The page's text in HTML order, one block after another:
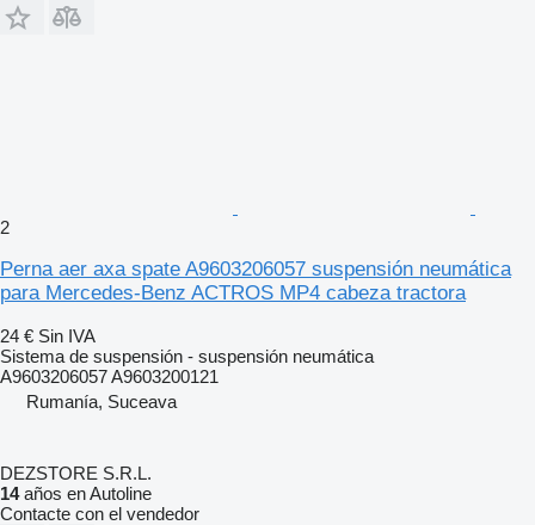
2
Perna aer axa spate A9603206057 suspensión neumática
para Mercedes-Benz ACTROS MP4 cabeza tractora
24 € Sin IVA
Sistema de suspensión - suspensión neumática
A9603206057 A9603200121
Rumanía, Suceava
DEZSTORE S.R.L.
14años en Autoline
Contacte con el vendedor